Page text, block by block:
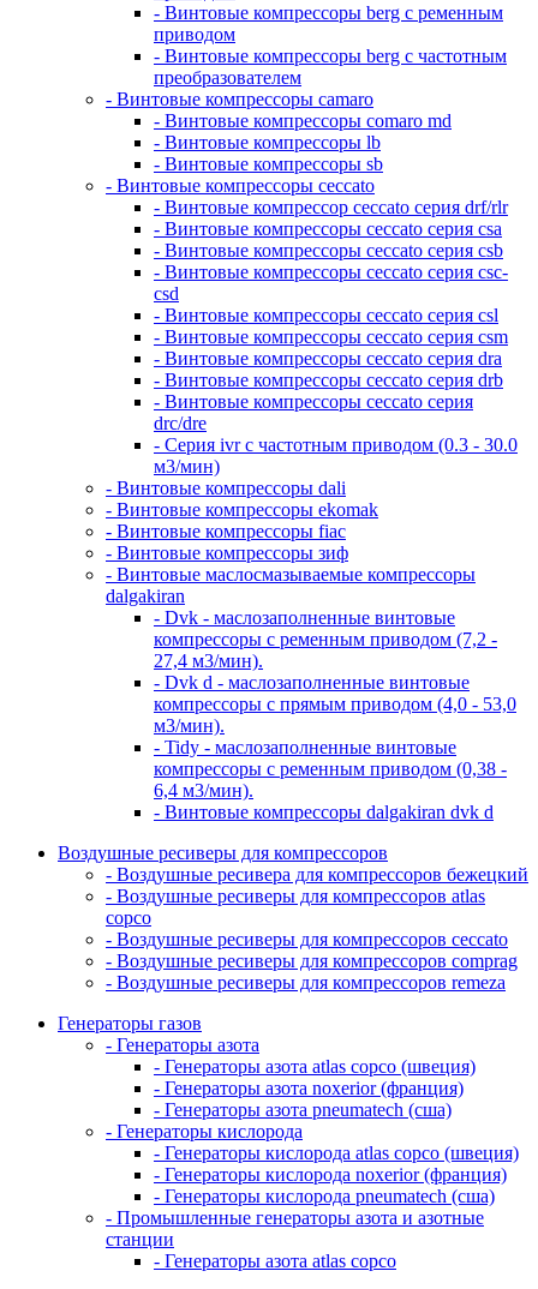
- Винтовые компрессоры berg с ременным
приводом
- Винтовые компрессоры berg с частотным
преобразователем
- Винтовые компрессоры camaro
- Винтовые компрессоры comaro md
- Винтовые компрессоры lb
- Винтовые компрессоры sb
- Винтовые компрессоры ceccato
- Винтовые компрессор ceccato серия drf/rlr
- Винтовые компрессоры ceccato серия csa
- Винтовые компрессоры ceccato серия csb
- Винтовые компрессоры ceccato серия csc-
csd
- Винтовые компрессоры ceccato серия csl
- Винтовые компрессоры ceccato серия csm
- Винтовые компрессоры ceccato серия dra
- Винтовые компрессоры ceccato серия drb
- Винтовые компрессоры ceccato серия
drc/dre
- Серия ivr с частотным приводом (0.3 - 30.0
м3/мин)
- Винтовые компрессоры dali
- Винтовые компрессоры ekomak
- Винтовые компрессоры fiac
- Винтовые компрессоры зиф
- Винтовые маслосмазываемые компрессоры
dalgakiran
- Dvk - маслозаполненные винтовые
компрессоры с ременным приводом (7,2 -
27,4 м3/мин).
- Dvk d - маслозаполненные винтовые
компрессоры с прямым приводом (4,0 - 53,0
м3/мин).
- Tidy - маслозаполненные винтовые
компрессоры с ременным приводом (0,38 -
6,4 м3/мин).
- Винтовые компрессоры dalgakiran dvk d
Воздушные ресиверы для компрессоров
- Воздушные ресивера для компрессоров бежецкий
- Воздушные ресиверы для компрессоров atlas
copco
- Воздушные ресиверы для компрессоров ceccato
- Воздушные ресиверы для компрессоров comprag
- Воздушные ресиверы для компрессоров remeza
Генераторы газов
- Генераторы азота
- Генераторы азота atlas copco (швеция)
- Генераторы азота noxerior (франция)
- Генераторы азота pneumatech (сша)
- Генераторы кислорода
- Генераторы кислорода atlas copco (швеция)
- Генераторы кислорода noxerior (франция)
- Генераторы кислорода pneumatech (сша)
- Промышленные генераторы азота и азотные
станции
- Генераторы азота atlas copco